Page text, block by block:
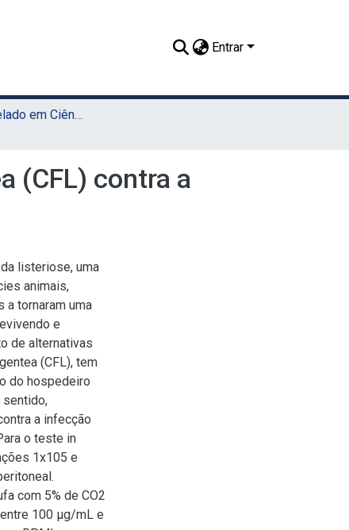
Entrar
TCC - Bacharelado em Ciências Biológicas (Sede)
(CFL) contra a
listeriose, uma
animais,
a tornaram uma
e
de alternativas
(CFL), tem
do hospedeiro
sentido,
a infecção
o teste in
1x105 e
com 5% de CO2
100 μg/mL e